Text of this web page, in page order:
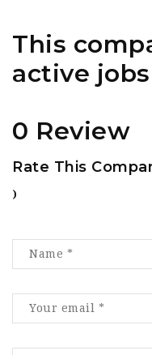
This
active jobs
0 Review
Rate This
)